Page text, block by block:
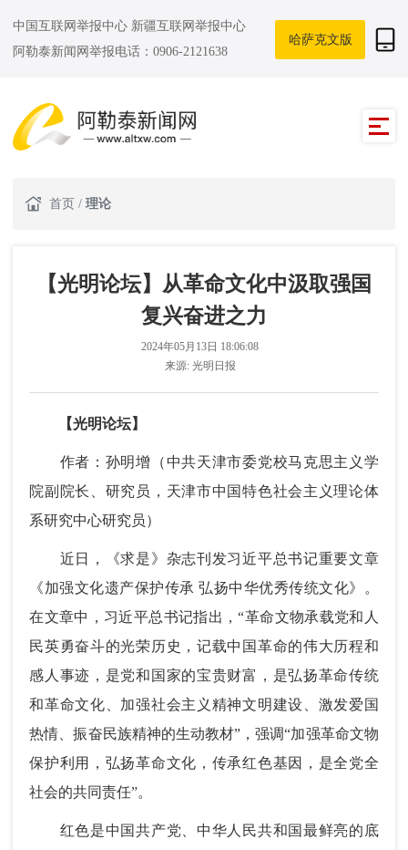
中国互联网举报中心 新疆互联网举报中心
阿勒泰新闻网举报电话：0906-2121638
哈萨克文版
首页 / 理论
【光明论坛】从革命文化中汲取强国
复兴奋进之力
2024年05月13日 18:06:08
来源: 光明日报
【光明论坛】
作者：孙明增（中共天津市委党校马克思主义学
院副院长、研究员，天津市中国特色社会主义理论体
系研究中心研究员）
近日，《求是》杂志刊发习近平总书记重要文章
《加强文化遗产保护传承 弘扬中华优秀传统文化》。
在文章中，习近平总书记指出，“革命文物承载党和人
民英勇奋斗的光荣历史，记载中国革命的伟大历程和
感人事迹，是党和国家的宝贵财富，是弘扬革命传统
和革命文化、加强社会主义精神文明建设、激发爱国
热情、振奋民族精神的生动教材”，强调“加强革命文物
保护利用，弘扬革命文化，传承红色基因，是全党全
社会的共同责任”。
红色是中国共产党、中华人民共和国最鲜亮的底